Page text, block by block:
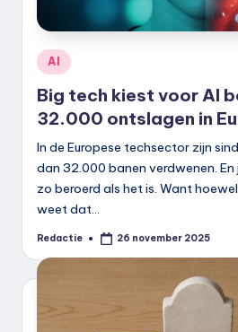
Geplaatst
in
AI
Big tech kiest voor AI
32.000 ontslagen in
In de Europese techsector zijn
dan 32.000 banen verdwenen.
zo beroerd als het is. Want
weet dat…
Geplaatst
Redactie 26 november 2025